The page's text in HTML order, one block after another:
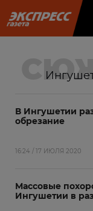
В Ингушетии
обрезание
16:24 / 17 ИЮЛЯ 2020
Массовые
Ингушетии в